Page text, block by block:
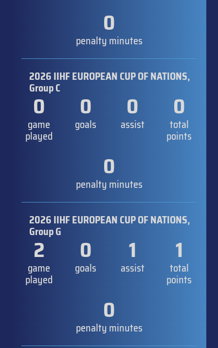
0
penalty minutes
2026 IIHF EUROPEAN CUP OF NATIONS,
Group C
0
game
played
0
goals
0
assist
0
total
points
0
penalty minutes
2026 IIHF EUROPEAN CUP OF NATIONS,
Group G
2
game
played
0
goals
1
assist
1
total
points
0
penalty minutes